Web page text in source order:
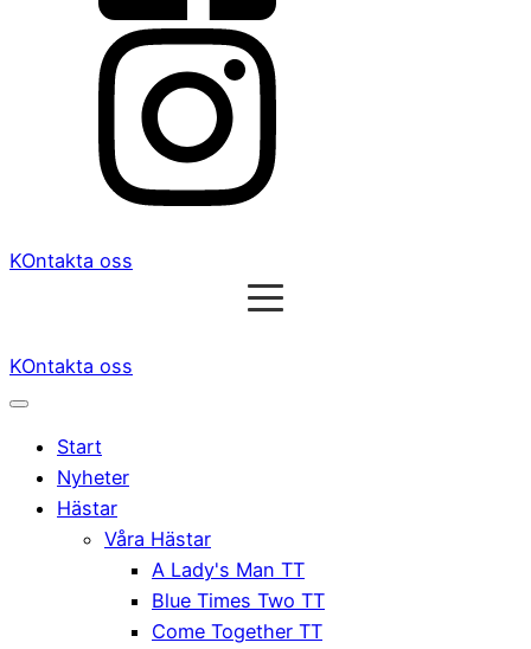
KOntakta oss
KOntakta oss
Start
Nyheter
Hästar
Våra Hästar
A Lady's Man TT
Blue Times Two TT
Come Together TT